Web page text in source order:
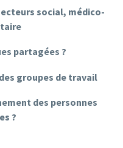
social, médico-
partagées ?
groupes de travail
des personnes
?